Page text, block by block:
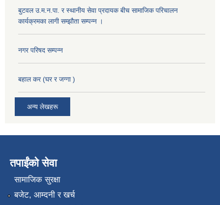
बुटवल उ.म.न.पा. र स्थानीय सेवा प्रदायक बीच सामाजिक परिचालन
कार्यक्रमका लागी सम्झौता सम्पन्न ।
नगर परिषद सम्पन्न
बहाल कर (घर र जग्गा )
अन्य लेखहरू
तपाईंको सेवा
सामाजिक सुरक्षा
बजेट, आम्दनी र खर्च